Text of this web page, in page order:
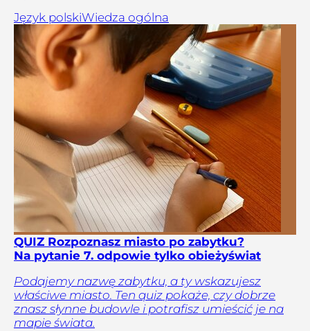
Język polskiWiedza ogólna
QUIZ Rozpoznasz miasto po zabytku?
Na pytanie 7. odpowie tylko obieżyświat
Podajemy nazwę zabytku, a ty wskazujesz
właściwe miasto. Ten quiz pokaże, czy dobrze
znasz słynne budowle i potrafisz umieścić je na
mapie świata.